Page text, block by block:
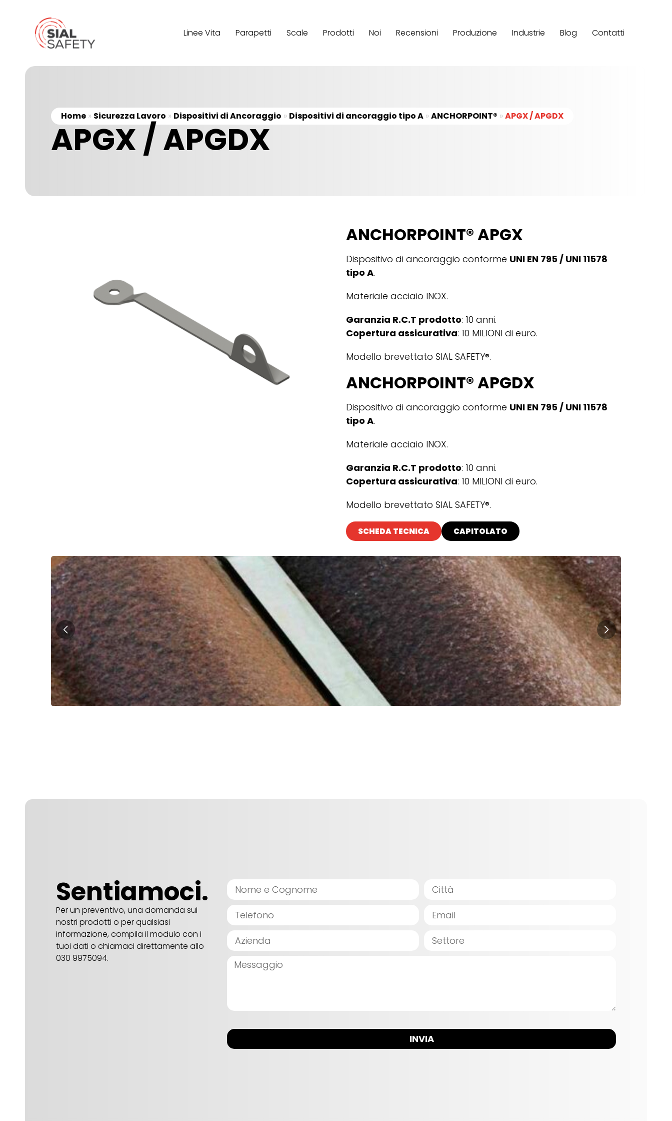
Linee Vita Parapetti Scale Prodotti Noi Recensioni Produzione Industrie Blog Contatti
Home » Sicurezza Lavoro » Dispositivi di Ancoraggio » Dispositivi di ancoraggio tipo A » ANCHORPOINT® » APGX / APGDX
APGX / APGDX
ANCHORPOINT® APGX
Dispositivo di ancoraggio conforme UNI EN 795 / UNI 11578
tipo A.
Materiale acciaio INOX.
Garanzia R.C.T prodotto: 10 anni.
Copertura assicurativa: 10 MILIONI di euro.
Modello brevettato SIAL SAFETY®.
ANCHORPOINT®APGDX
Dispositivo di ancoraggio conforme UNI EN 795 / UNI 11578
tipo A.
Materiale acciaio INOX.
Garanzia R.C.T prodotto: 10 anni.
Copertura assicurativa: 10 MILIONI di euro.
Modello brevettato SIAL SAFETY®.
SCHEDA TECNICA CAPITOLATO
Sentiamoci.
Per un preventivo, una domanda sui
nostri prodotti o per qualsiasi
informazione, compila il modulo con i
tuoi dati o chiamaci direttamente allo
030 9975094.
INVIA